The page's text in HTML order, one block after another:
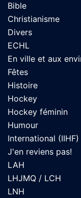
Bible
Christianisme
Divers
ECHL
En ville et aux
Fêtes
Histoire
Hockey
Hockey féminin
Humour
International (IIHF)
J'en reviens pas!
LAH
LHJMQ / LCH
LNH